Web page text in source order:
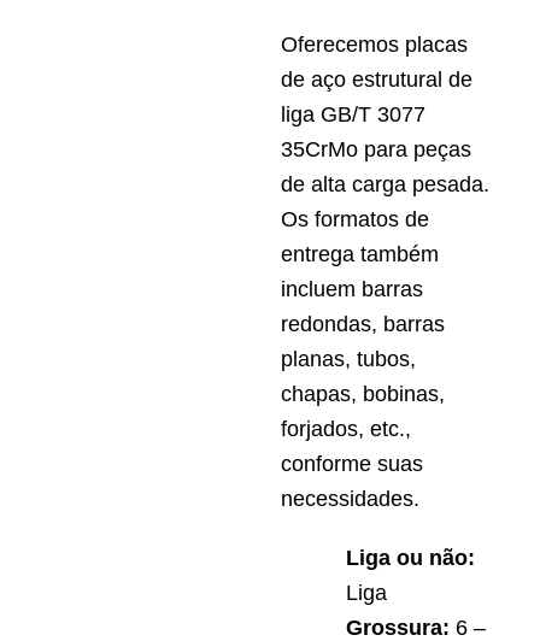
Oferecemos placas
de aço estrutural de
liga GB/T 3077
35CrMo para peças
de alta carga pesada.
Os formatos de
entrega também
incluem barras
redondas, barras
planas, tubos,
chapas, bobinas,
forjados, etc.,
conforme suas
necessidades.
Liga ou não:
Liga
Grossura: 6 –